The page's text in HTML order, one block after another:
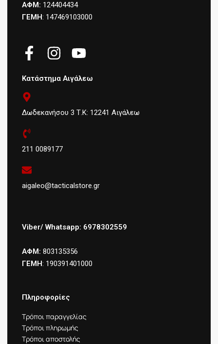
ΑΦΜ: 124404434
ΓΕΜΗ: 147469103000
Κατάστημα Αιγάλεω
Δωδεκανήσου 3 Τ.Κ: 12241 Αιγάλεω
211 0089177
aigaleo@tacticalstore.gr
Viber/ Whatsapp: 6978302559
ΑΦΜ: 803135356
ΓΕΜΗ: 190391401000
Πληροφορίες
Τρόποι παραγγελίας
Τρόποι πληρωμής
Τρόποι αποστολής